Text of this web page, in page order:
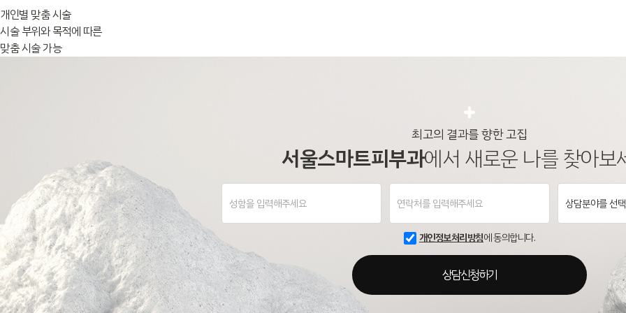
개인별 맞춤 시술
시술 부위와 목적에 따른
맞춤 시술 가능
최고의 결과를 향한 고집
서울스마트피부과에서 새로운 나를 찾아보
개인정보처리방침에 동의합니다.